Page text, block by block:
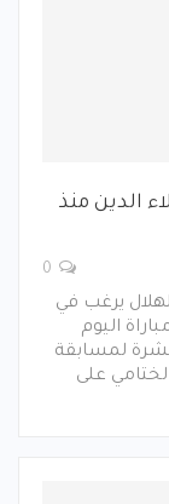
الدين منذ
يرغب في
اليوم
لمسابقة
على